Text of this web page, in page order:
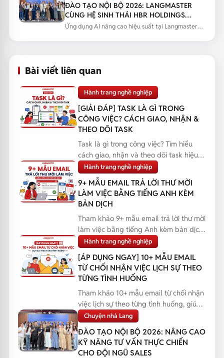
ĐÀO TẠO NỘI BỘ 2026: LANGMASTER
CÙNG HỆ SINH THÁI HBR HOLDINGS
NÂNG CAO NĂNG LỰC ỨNG DỤNG AI
Ứng dụng AI nâng cao hiệu suất tại Langmaster
Bài viết liên quan
Hành trang nghề nghiệp
[GIẢI ĐÁP] TASK LÀ GÌ TRONG
CÔNG VIỆC? CÁCH GIAO, NHẬN &
THEO DÕI TASK
Task là gì trong công việc? Tìm hiểu
cách giao, nhận và theo dõi task hiệu
quả, giúp bạn q...
Hành trang nghề nghiệp
9+ MẪU EMAIL TRẢ LỜI THƯ MỜI
LÀM VIỆC BẰNG TIẾNG ANH KÈM
BẢN DỊCH
Tham khảo 9+ mẫu email trả lời thư mời
làm việc bằng tiếng Anh kèm bản dịch,
giúp bạn phản...
Hành trang nghề nghiệp
[ÁP DỤNG NGAY] 10+ MẪU EMAIL
TỪ CHỐI NHẬN VIỆC LỊCH SỰ THEO
TỪNG TÌNH HUỐNG
Tham khảo 10+ mẫu email từ chối nhận
việc lịch sự theo từng tình huống, giúp
bạn phản hồi...
Chuyện nhà Lang
ĐÀO TẠO NỘI BỘ 2026: NÂNG CAO
KỸ NĂNG TƯ VẤN THỰC CHIẾN
CHO ĐỘI NGŨ SALES